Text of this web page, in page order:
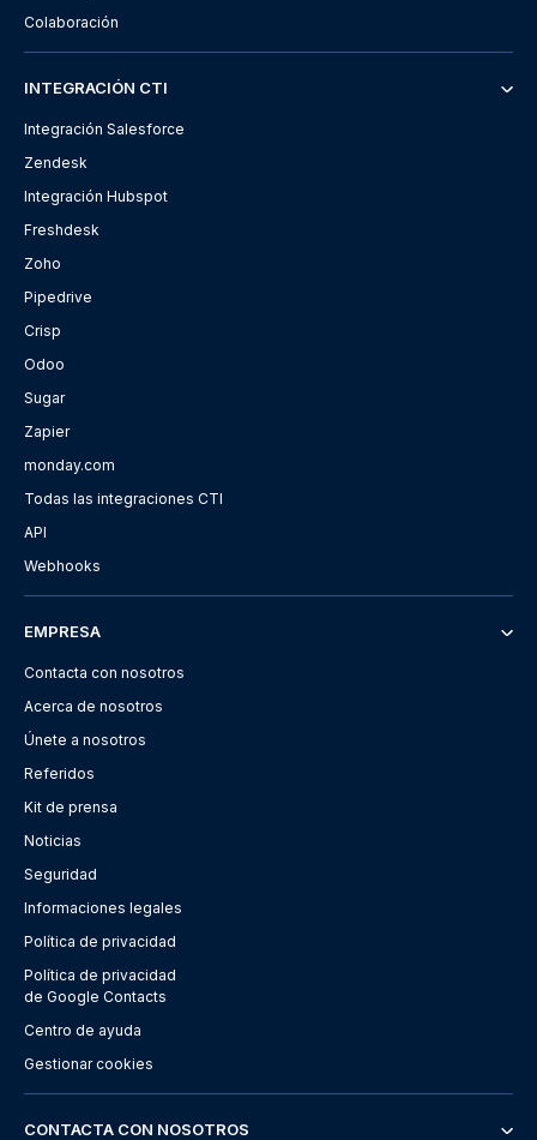
Colaboración
INTEGRACIÓN CTI
Integración Salesforce
Zendesk
Integración Hubspot
Freshdesk
Zoho
Pipedrive
Crisp
Odoo
Sugar
Zapier
monday.com
Todas las integraciones CTI
API
Webhooks
EMPRESA
Contacta con nosotros
Acerca de nosotros
Únete a nosotros
Referidos
Kit de prensa
Noticias
Seguridad
Informaciones legales
Política de privacidad
Política de privacidad
de Google Contacts
Centro de ayuda
Gestionar cookies
CONTACTA CON NOSOTROS